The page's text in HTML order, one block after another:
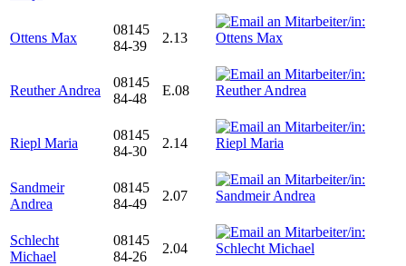
Ottens Max
08145
84-39
2.13
Reuther Andrea
08145
84-48
E.08
Riepl Maria
08145
84-30
2.14
Sandmeir
Andrea
08145
84-49
2.07
Schlecht
Michael
08145
84-26
2.04